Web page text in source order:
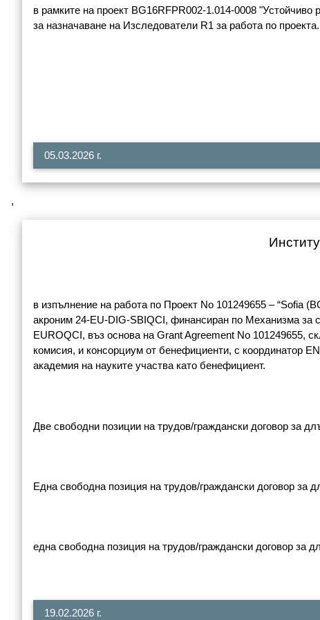
в рамките на проект BG16RFPR002-1.014-0008
за назначаване на Изследователи R1 за работа по проекта.
05.03.2026 г.
,
в изпълнение на работа по Проект No 101249655 – “Sofia
акроним 24-EU-DIG-SBIQCI, финансиран по Механизма за
EUROQCI, въз основа на Grant Agreement No 101249655,
комисия, и консорциум от бенефициенти, с координатор
академия на науките участва като бенефициент.
Две свободни позиции на трудов/граждански договор за
Една свободна позиция на трудов/граждански договор за
една свободна позиция на трудов/граждански договор за
19.02.2026 г.